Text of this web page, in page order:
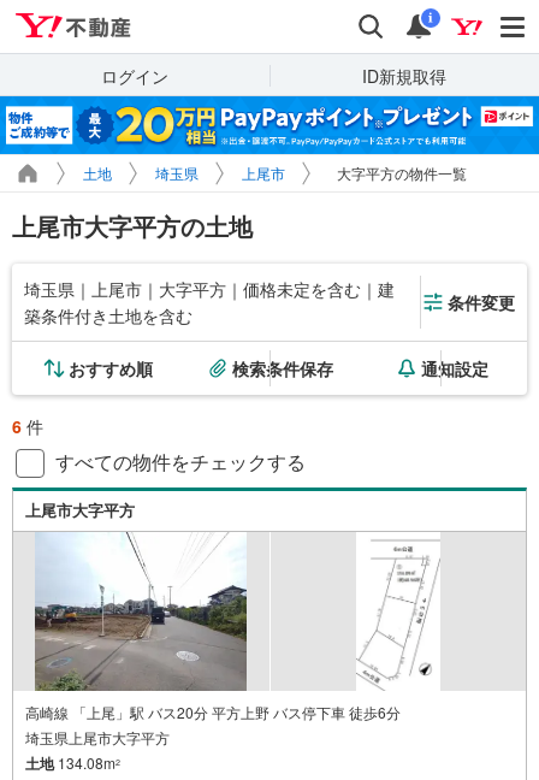
検索 通知
i
ログイン ID新規取得
土地 埼玉県 上尾市 大字平方の物件一覧
上尾市大字平方の土地
埼玉県｜上尾市｜大字平方｜価格未定を含む｜建
築条件付き土地を含む
条件変更
おすすめ順 検索条件保存 通知設定
6 件
すべての物件をチェックする
上尾市大字平方
高崎線 「上尾」駅 バス20分 平方上野 バス停下車 徒歩6分
埼玉県上尾市大字平方
土地134.08m2